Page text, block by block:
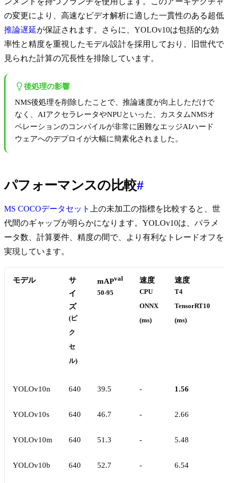
の変更により、高速なビデオ解析に適した一貫性のある超低
推論遅延が保証されます。さらに、YOLOv10は包括的な効
率性と精度を重視したモデル設計を採用しており、旧世代で
見られた計算の冗長性を排除しています。
後処理の影響
NMS後処理を削除したことで、推論速度が向上しただけで
なく、AIアクセラレータやNPUといった、カスタムNMSオ
ペレーションのコンパイルが非常に困難なエッジAIハード
ウェアへのデプロイが大幅に簡素化されました。
パフォーマンスの比較#
MS COCOデータセット
上の未加工の指標を比較すると、世
代間のギャップが明らかになります。YOLOv10は、パラメ
ータ数、計算要件、精度の間で、より有利なトレードオフを
実現しています。
モデル
サ
イ
ズ
(ピ
ク
セ
ル)
mAPval
50-95
速度
CPU
ONNX
(ms)
速度
T4
TensorRT10
(ms)
YOLOv10n 640 39.5 - 1.56
YOLOv10s 640 46.7 - 2.66
YOLOv10m 640 51.3 - 5.48
YOLOv10b 640 52.7 - 6.54